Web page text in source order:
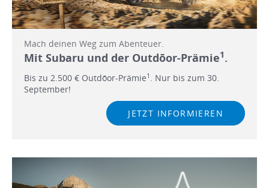
Mach deinen Weg zum Abenteuer.
Mit Subaru und der Outdōor-Prämie1.
Bis zu 2.500 € Outdōor-Prämie1
. Nur bis zum 30.
September!
JETZT INFORMIEREN